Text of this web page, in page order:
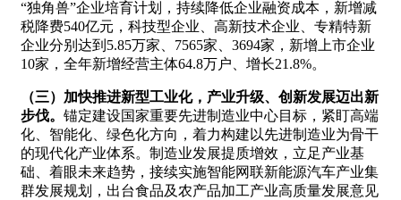
“独角兽”企业培育计划，持续降低企业融资成本，新增减
税降费540亿元，科技型企业、高新技术企业、专精特新
企业分别达到5.85万家、7565家、3694家，新增上市企业
10家，全年新增经营主体64.8万户、增长21.8%。
（三）加快推进新型工业化，产业升级、创新发展迈出新
步伐。 锚定建设国家重要先进制造业中心目标，紧盯高端
化、智能化、绿色化方向，着力构建以先进制造业为骨干
的现代化产业体系。制造业发展提质增效，立足产业基
础、着眼未来趋势，接续实施智能网联新能源汽车产业集
群发展规划，出台食品及农产品加工产业高质量发展意见